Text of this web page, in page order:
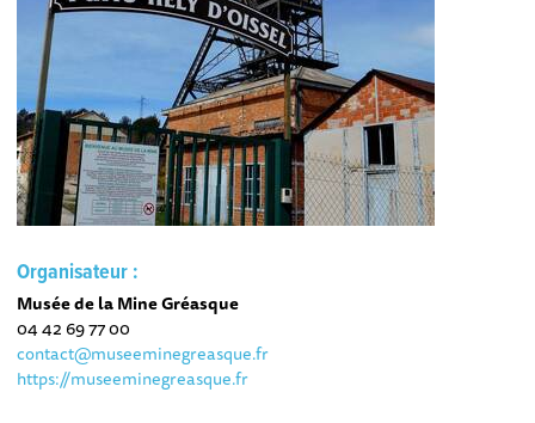
Organisateur :
Musée de la Mine Gréasque
04 42 69 77 00
contact@museeminegreasque.fr
https://museeminegreasque.fr